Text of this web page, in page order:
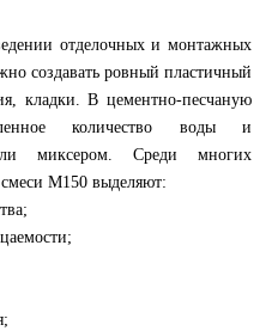
отделочных и монтажных
создавать ровный пластичный
кладки. В цементно-песчаную
количество воды и
миксером. Среди многих
М150 выделяют: